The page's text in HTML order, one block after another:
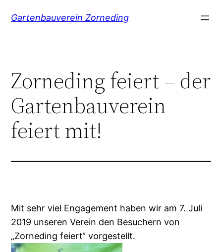
InhaltGartenbauverein Zorneding
Zorneding feiert – der
Gartenbauverein
feiert mit!
Mit sehr viel Engagement haben wir am 7. Juli
2019 unseren Verein den Besuchern von
„Zorneding feiert“ vorgestellt.